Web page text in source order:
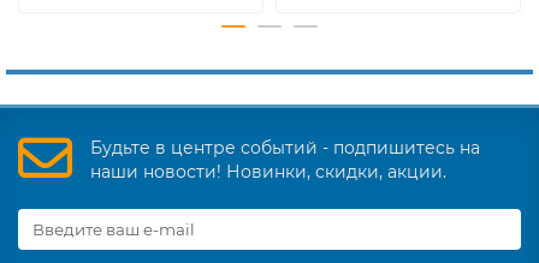
Будьте в центре событий - подпишитесь на
наши новости! Новинки, скидки, акции.